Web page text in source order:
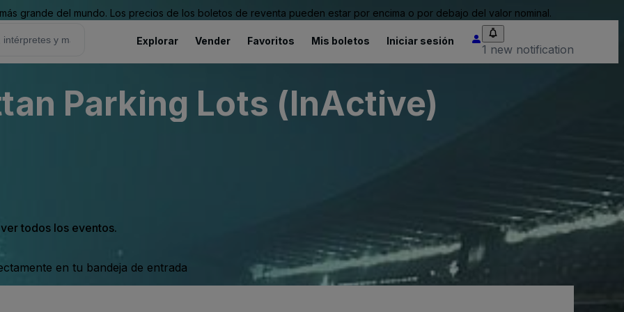
grande del mundo. Los precios de los boletos de reventa pueden estar por encima o por debajo del valor nominal.
Explorar Vender Favoritos Mis boletos Iniciar sesión
1 new notification
Parking Lots (InActive)
todos los eventos.
en tu bandeja de entrada